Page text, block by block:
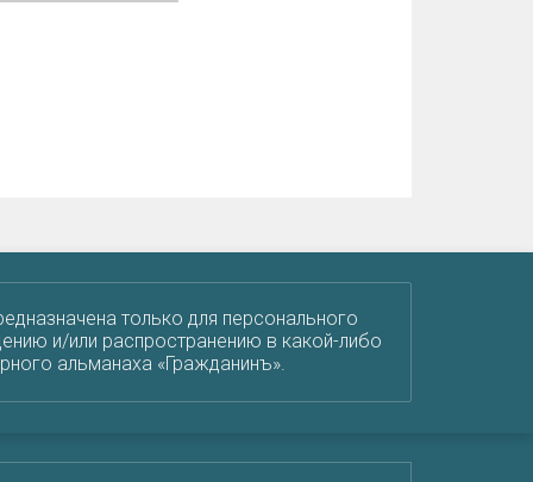
только для персонального
и/или распространению в какой-либо
альманаха «Гражданинъ».